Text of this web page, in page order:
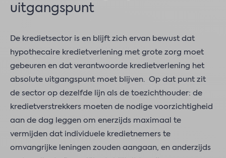
uitgangspunt
De kredietsector is en blijft zich ervan bewust dat
hypothecaire kredietverlening met grote zorg moet
gebeuren en dat verantwoorde kredietverlening het
absolute uitgangspunt moet blijven. Op dat punt zit
de sector op dezelfde lijn als de toezichthouder: de
kredietverstrekkers moeten de nodige voorzichtigheid
aan de dag leggen om enerzijds maximaal te
vermijden dat individuele kredietnemers te
omvangrijke leningen zouden aangaan, en anderzijds